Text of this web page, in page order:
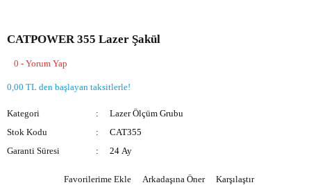
CATPOWER 355 Lazer Şakül
0 - Yorum Yap
0,00 TL den başlayan taksitlerle!
Kategori
Lazer Ölçüm Grubu
Stok Kodu
CAT355
Garanti Süresi
24 Ay
Arkadaşına Öner Karşılaştır